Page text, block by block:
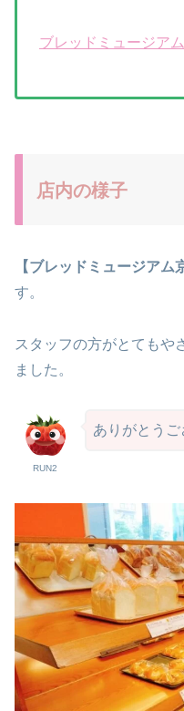
ブレッドミュージア
店内の様子
【ブレッドミュージアム
す。
スタッフの方がとてもや
ました。
RUN2
ありがとう